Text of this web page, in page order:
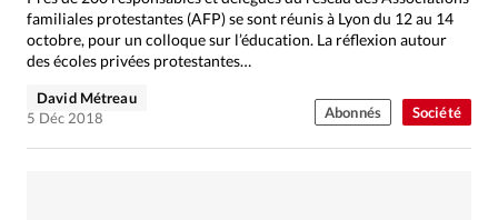
Société
familiales protestantes (AFP) se sont réunis à Lyon du 12 au 14
octobre, pour un colloque sur l’éducation. La réflexion autour
des écoles privées protestantes…
David Métreau
5 Déc 2018
Abonnés